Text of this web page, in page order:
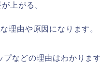
上がる。
理由や原因になります。
プなどの理由はわかりま